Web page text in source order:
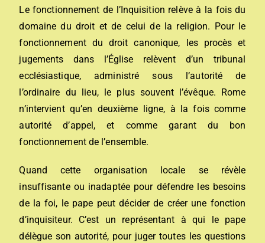
Le fonctionnement de l’Inquisition relève à la fois du
domaine du droit et de celui de la religion. Pour le
fonctionnement du droit canonique, les procès et
jugements dans l’Église relèvent d’un tribunal
ecclésiastique, administré sous l’autorité de
l’ordinaire du lieu, le plus souvent l’évêque. Rome
n’intervient qu’en deuxième ligne, à la fois comme
autorité d’appel, et comme garant du bon
fonctionnement de l’ensemble.
Quand cette organisation locale se révèle
insuffisante ou inadaptée pour défendre les besoins
de la foi, le pape peut décider de créer une fonction
d’inquisiteur. C’est un représentant à qui le pape
délègue son autorité, pour juger toutes les questions